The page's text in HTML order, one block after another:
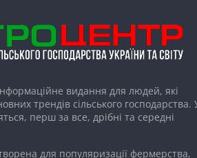
видання для людей, які
трендів сільського господарства.
перш за все, дрібні та середні
для популяризації фермерства,